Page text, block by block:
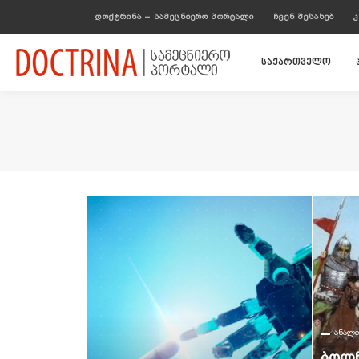
ᲓᲝᲥᲢᲠᲘᲜᲐ – ᲡᲐᲛᲔᲪᲜᲘᲔᲠᲝ ᲞᲝᲠᲢᲐᲚᲘ ᲩᲕᲔᲜ ᲨᲔᲡᲐᲮᲔᲑ
საქართველო